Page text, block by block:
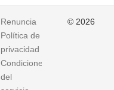
Renuncia
Política de
privacidad
Condiciones
del
© 2026